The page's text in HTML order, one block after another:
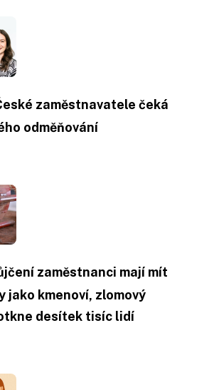
zaměstnavatele čeká
odměňování
zaměstnanci mají mít
jako kmenoví, zlomový
desítek tisíc lidí